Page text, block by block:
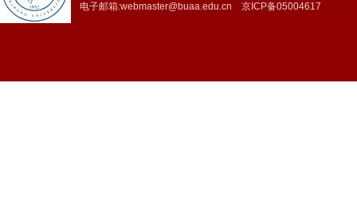
电子邮箱:webmaster@buaa.edu.cn 京ICP备05004617